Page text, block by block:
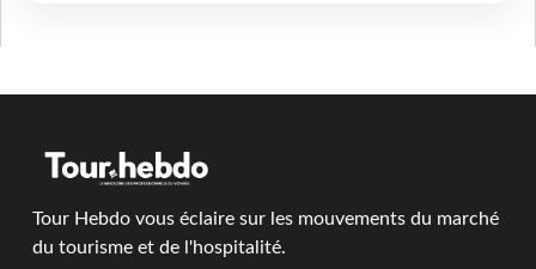
Tour Hebdo vous éclaire sur les mouvements du marché
du tourisme et de l'hospitalité.